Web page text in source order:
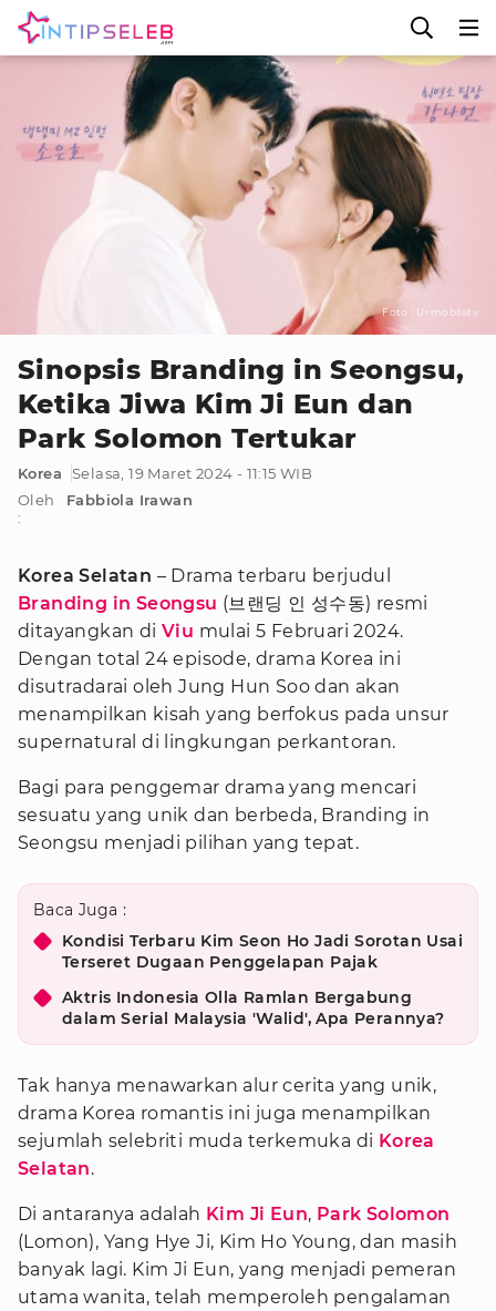
Foto : U+mobiletv
Sinopsis Branding in Seongsu,
Ketika Jiwa Kim Ji Eun dan
Park Solomon Tertukar
Korea
Selasa, 19 Maret 2024 - 11:15 WIB
Oleh
:
Fabbiola Irawan
Korea Selatan – Drama terbaru berjudul
Branding in Seongsu (브랜딩 인 성수동) resmi
ditayangkan diViu mulai 5 Februari 2024.
Dengan total 24 episode, drama Korea ini
disutradarai oleh Jung Hun Soo dan akan
menampilkan kisah yang berfokus pada unsur
supernatural di lingkungan perkantoran.
Bagi para penggemar drama yang mencari
sesuatu yang unik dan berbeda, Branding in
Seongsu menjadi pilihan yang tepat.
Baca Juga :
Kondisi Terbaru Kim Seon Ho Jadi Sorotan Usai
Terseret Dugaan Penggelapan Pajak
Aktris Indonesia Olla Ramlan Bergabung
dalam Serial Malaysia 'Walid', Apa Perannya?
Tak hanya menawarkan alur cerita yang unik,
drama Korea romantis ini juga menampilkan
sejumlah selebriti muda terkemuka di Korea
Selatan.
Di antaranya adalah Kim Ji Eun, Park Solomon
(Lomon), Yang Hye Ji, Kim Ho Young, dan masih
banyak lagi. Kim Ji Eun, yang menjadi pemeran
utama wanita, telah memperoleh pengalaman